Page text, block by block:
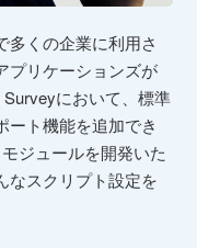
多くの企業に利用さ
プリケーションズが
において、標準
ート機能を追加でき
ジュールを開発いた
なスクリプト設定を